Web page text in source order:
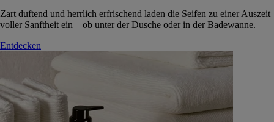
Zart duftend und herrlich erfrischend laden die Seifen zu einer Auszeit
voller Sanftheit ein – ob unter der Dusche oder in der Badewanne.
Entdecken